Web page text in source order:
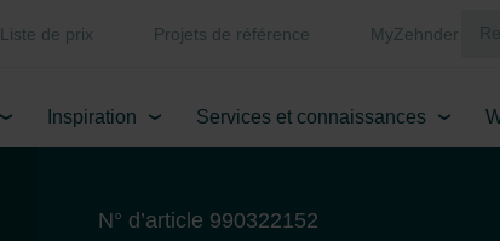
Liste de prix Projets de référence MyZehnder
Inspiration Services et connaissances
N° d’article 990322152